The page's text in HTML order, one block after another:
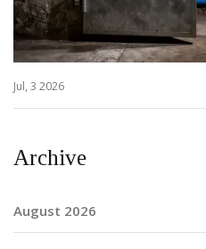
Jul, 3 2026
Archive
August 2026